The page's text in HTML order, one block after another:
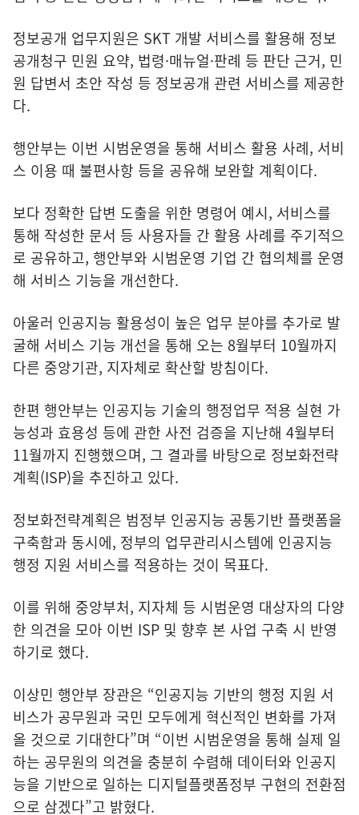
정보공개 업무지원은 SKT 개발 서비스를 활용해 정보
공개청구 민원 요약, 법령·매뉴얼·판례 등 판단 근거, 민
원 답변서 초안 작성 등 정보공개 관련 서비스를 제공한
다.
행안부는 이번 시범운영을 통해 서비스 활용 사례, 서비
스 이용 때 불편사항 등을 공유해 보완할 계획이다.
보다 정확한 답변 도출을 위한 명령어 예시, 서비스를
통해 작성한 문서 등 사용자들 간 활용 사례를 주기적으
로 공유하고, 행안부와 시범운영 기업 간 협의체를 운영
해 서비스 기능을 개선한다.
아울러 인공지능 활용성이 높은 업무 분야를 추가로 발
굴해 서비스 기능 개선을 통해 오는 8월부터 10월까지
다른 중앙기관, 지자체로 확산할 방침이다.
한편 행안부는 인공지능 기술의 행정업무 적용 실현 가
능성과 효용성 등에 관한 사전 검증을 지난해 4월부터
11월까지 진행했으며, 그 결과를 바탕으로 정보화전략
계획(ISP)을 추진하고 있다.
정보화전략계획은 범정부 인공지능 공통기반 플랫폼을
구축함과 동시에, 정부의 업무관리시스템에 인공지능
행정 지원 서비스를 적용하는 것이 목표다.
이를 위해 중앙부처, 지자체 등 시범운영 대상자의 다양
한 의견을 모아 이번 ISP 및 향후 본 사업 구축 시 반영
하기로 했다.
이상민 행안부 장관은 “인공지능 기반의 행정 지원 서
비스가 공무원과 국민 모두에게 혁신적인 변화를 가져
올 것으로 기대한다”며 “이번 시범운영을 통해 실제 일
하는 공무원의 의견을 충분히 수렴해 데이터와 인공지
능을 기반으로 일하는 디지털플랫폼정부 구현의 전환점
으로 삼겠다”고 밝혔다.